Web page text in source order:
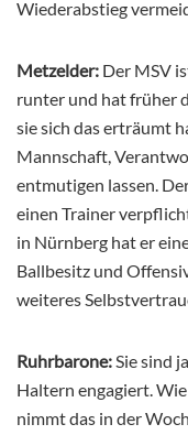
Wiederabstieg
Metzelder: Der MSV
runter und hat früher
sie sich das erträumt
Mannschaft,
entmutigen lassen.
einen Trainer
in Nürnberg hat er
Ballbesitz und
weiteres
Ruhrbarone:Sie sind
Haltern engagiert.
nimmt das in der